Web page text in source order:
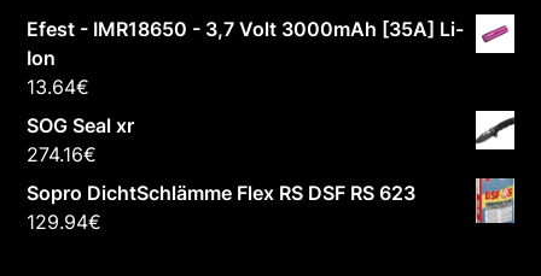
Efest - IMR18650 - 3,7 Volt 3000mAh [35A] Li-
Ion
13.64€
SOG Seal xr
274.16€
Sopro DichtSchlämme Flex RS DSF RS 623
129.94€